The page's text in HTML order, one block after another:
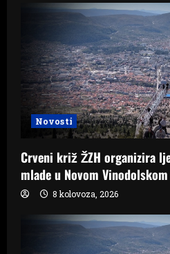
Novosti
Crveni križ ŽZH organizira
mlade u Novom Vinodolskom
8 kolovoza, 2026